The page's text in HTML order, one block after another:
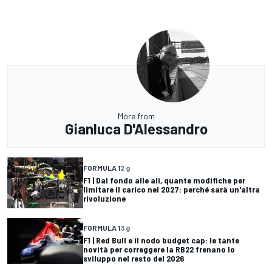
More from
Gianluca D'Alessandro
FORMULA 12 g
F1 | Dal fondo alle ali, quante modifiche per
limitare il carico nel 2027: perché sarà un'altra
rivoluzione
FORMULA 13 g
F1 | Red Bull e il nodo budget cap: le tante
novità per correggere la RB22 frenano lo
sviluppo nel resto del 2026